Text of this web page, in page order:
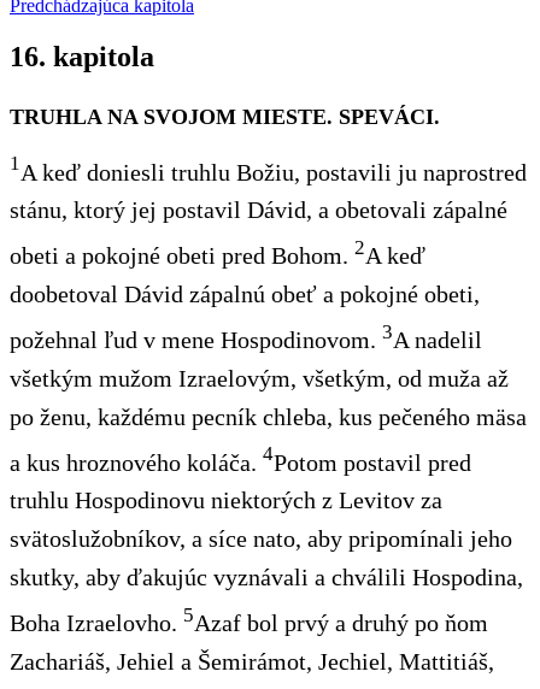
Predchádzajúca kapitola
16. kapitola
TRUHLA NA SVOJOM MIESTE. SPEVÁCI.
1A keď doniesli truhlu Božiu, postavili ju naprostred
stánu, ktorý jej postavil Dávid, a obetovali zápalné
obeti a pokojné obeti pred Bohom. 2A keď
doobetoval Dávid zápalnú obeť a pokojné obeti,
požehnal ľud v mene Hospodinovom. 3A nadelil
všetkým mužom Izraelovým, všetkým, od muža až
po ženu, každému pecník chleba, kus pečeného mäsa
a kus hroznového koláča. 4Potom postavil pred
truhlu Hospodinovu niektorých z Levitov za
svätoslužobníkov, a síce nato, aby pripomínali jeho
skutky, aby ďakujúc vyznávali a chválili Hospodina,
Boha Izraelovho. 5Azaf bol prvý a druhý po ňom
Zachariáš, Jehiel a Šemirámot, Jechiel, Mattitiáš,